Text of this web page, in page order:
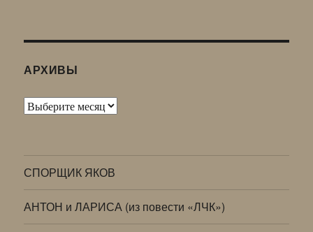
АРХИВЫ
Архивы
СПОРЩИК ЯКОВ
АНТОН и ЛАРИСА (из повести «ЛЧК»)